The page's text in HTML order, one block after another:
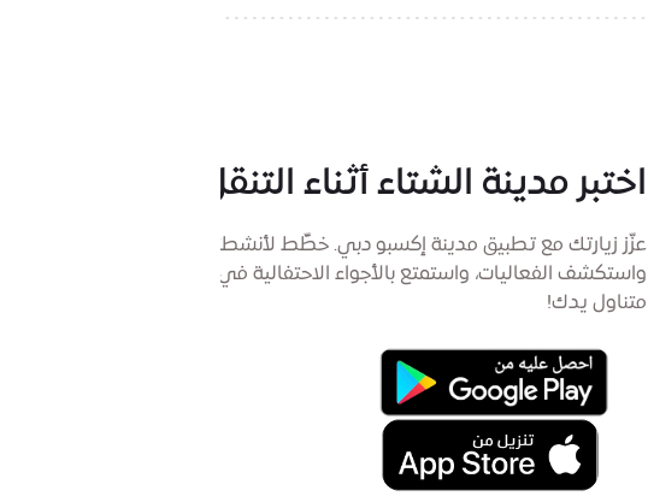
اختبر مدينة الشتاء أثناء التنقل
عزّز زيارتك مع تطبيق مدينة إكسبو دبي. خطِّط لأنشطتك،
واستكشف الفعاليات، واستمتع بالأجواء الاحتفالية في
متناول يدك!